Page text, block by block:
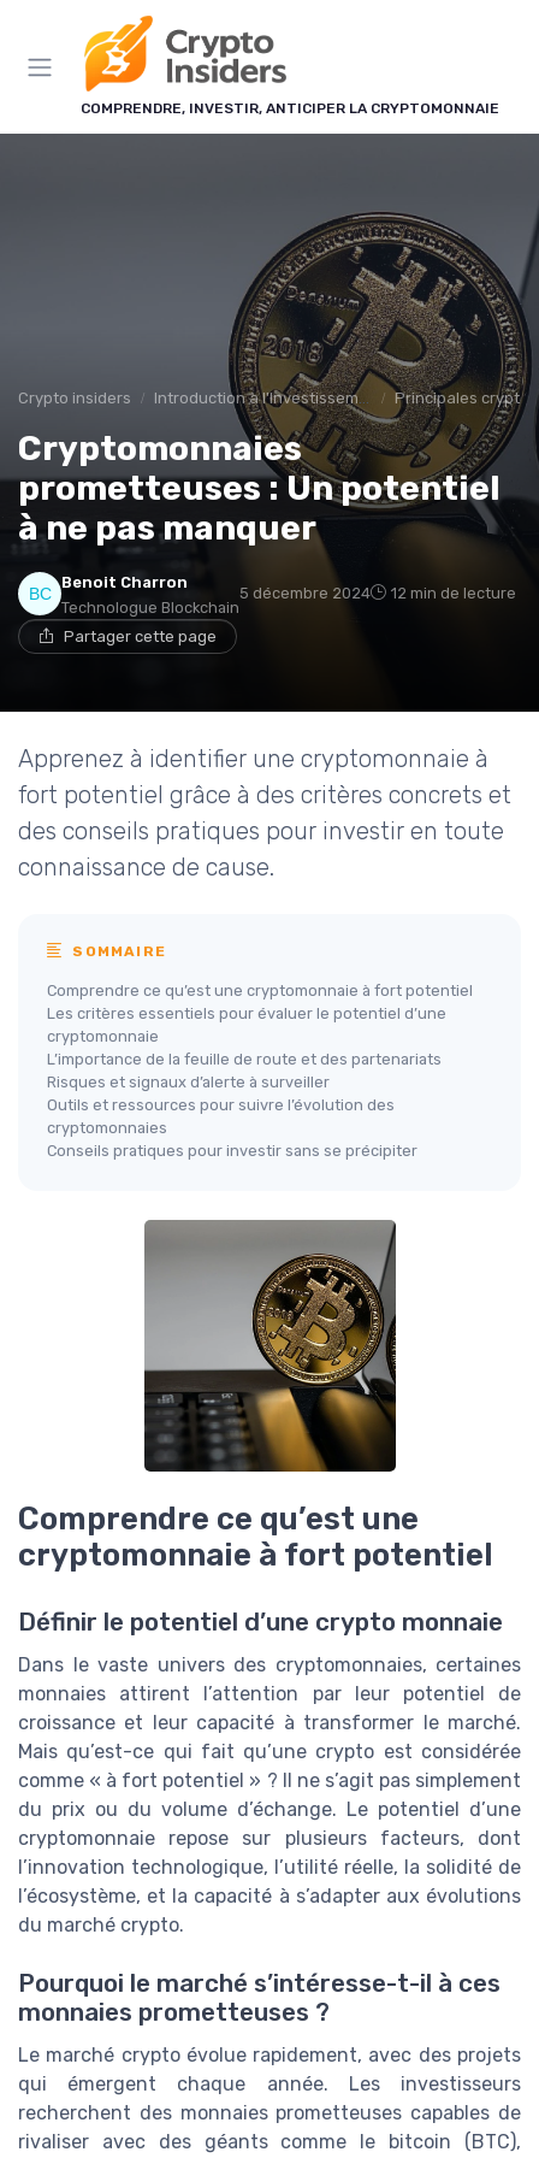
COMPRENDRE, INVESTIR, ANTICIPER LA CRYPTOMONNAIE
Crypto insiders Introduction à l'Investissement en Cryptomonnaies Principales
Cryptomonnaies
prometteuses : Un potentiel
à ne pas manquer
Benoit Charron
Technologue Blockchain
5 décembre 2024 12 min de lecture
Partager cette page
Apprenez à identifier une cryptomonnaie à
fort potentiel grâce à des critères concrets et
des conseils pratiques pour investir en toute
connaissance de cause.
SOMMAIRE
Comprendre ce qu’est une cryptomonnaie à fort potentiel
Les critères essentiels pour évaluer le potentiel d’une
cryptomonnaie
L’importance de la feuille de route et des partenariats
Risques et signaux d’alerte à surveiller
Outils et ressources pour suivre l’évolution des
cryptomonnaies
Conseils pratiques pour investir sans se précipiter
Comprendre ce qu’est une
cryptomonnaie à fort potentiel
Définir le potentiel d’une crypto monnaie
Dans le vaste univers des cryptomonnaies, certaines
monnaies attirent l’attention par leur potentiel de
croissance et leur capacité à transformer le marché.
Mais qu’est-ce qui fait qu’une crypto est considérée
comme « à fort potentiel » ? Il ne s’agit pas simplement
du prix ou du volume d’échange. Le potentiel d’une
cryptomonnaie repose sur plusieurs facteurs, dont
l’innovation technologique, l’utilité réelle, la solidité de
l’écosystème, et la capacité à s’adapter aux évolutions
du marché crypto.
Pourquoi le marché s’intéresse-t-il à ces
monnaies prometteuses ?
Le marché crypto évolue rapidement, avec des projets
qui émergent chaque année. Les investisseurs
recherchent des monnaies prometteuses capables de
rivaliser avec des géants comme le bitcoin (BTC),
Panneau de gestion des cookies